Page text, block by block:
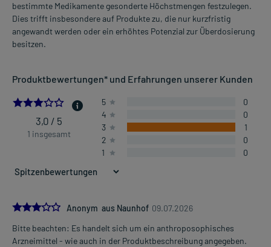
bestimmte Medikamente gesonderte Höchstmengen festzulegen.
Dies trifft insbesondere auf Produkte zu, die nur kurzfristig
angewandt werden oder ein erhöhtes Potenzial zur Überdosierung
besitzen.
Produktbewertungen* und Erfahrungen unserer Kunden
3.0
3,0 / 5
1 insgesamt
5
0
4
0
3
1
2
0
1
0
3.0Anonym aus Naunhof 09.07.2026
Bitte beachten: Es handelt sich um ein anthroposophisches
Arzneimittel - wie auch in der Produktbeschreibung angegeben.